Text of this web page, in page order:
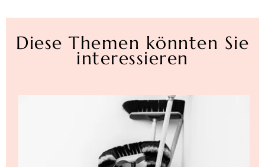
Diese Themen könnten Sie
interessieren